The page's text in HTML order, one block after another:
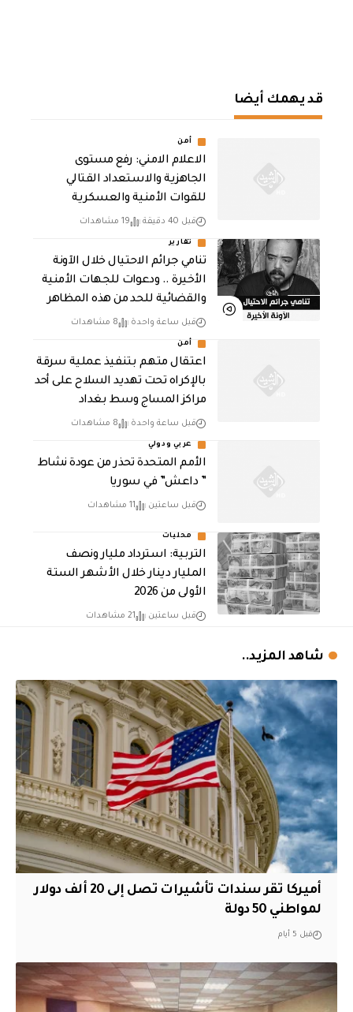
قد يهمك أيضا
أمن
الاعلام الامني: رفع مستوى
الجاهزية والاستعداد القتالي
للقوات الأمنية والعسكرية
قبل 40 دقيقة 19 مشاهدات
تقارير
تنامي جرائم الاحتيال خلال الآونة
الأخيرة .. ودعوات للجهات الأمنية
والقضائية للحد من هذه المظاهر
قبل ساعة واحدة 8 مشاهدات
أمن
اعتقال متهم بتنفيذ عملية سرقة
بالإكراه تحت تهديد السلاح على أحد
مراكز المساج وسط بغداد
قبل ساعة واحدة 8 مشاهدات
عربي ودولي
الأمم المتحدة تحذر من عودة نشاط
” داعش” في سوريا
قبل ساعتين 11 مشاهدات
محليات
التربية: استرداد مليار ونصف
المليار دينار خلال الأشهر الستة
الأولى من 2026
قبل ساعتين 21 مشاهدات
شاهد المزيد..
أميركا تقر سندات تأشيرات تصل إلى 20 ألف دولار
لمواطني 50 دولة
قبل 5 أيام